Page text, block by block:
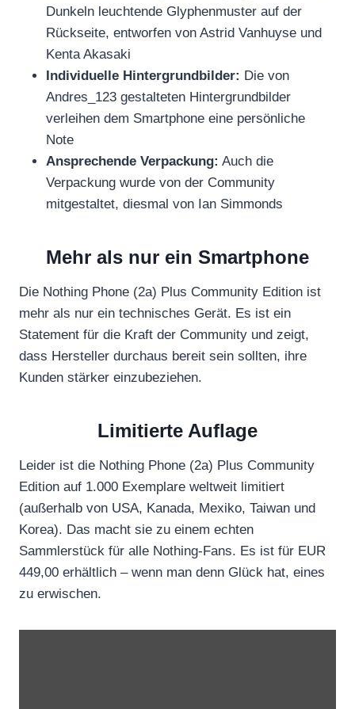
Dunkeln leuchtende Glyphenmuster auf der
Rückseite, entworfen von Astrid Vanhuyse und
Kenta Akasaki
Individuelle Hintergrundbilder: Die von
Andres_123 gestalteten Hintergrundbilder
verleihen dem Smartphone eine persönliche
Note
Ansprechende Verpackung: Auch die
Verpackung wurde von der Community
mitgestaltet, diesmal von Ian Simmonds
Mehr als nur ein Smartphone
Die Nothing Phone (2a) Plus Community Edition ist
mehr als nur ein technisches Gerät. Es ist ein
Statement für die Kraft der Community und zeigt,
dass Hersteller durchaus bereit sein sollten, ihre
Kunden stärker einzubeziehen.
Limitierte Auflage
Leider ist die Nothing Phone (2a) Plus Community
Edition auf 1.000 Exemplare weltweit limitiert
(außerhalb von USA, Kanada, Mexiko, Taiwan und
Korea). Das macht sie zu einem echten
Sammlerstück für alle Nothing-Fans. Es ist für EUR
449,00 erhältlich – wenn man denn Glück hat, eines
zu erwischen.